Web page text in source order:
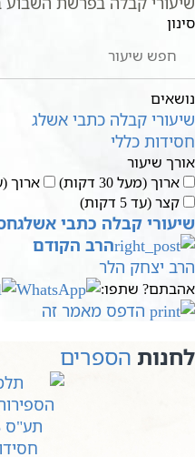
סינון
נושאים
שיעורי קבלה כתבי אשלג
חסידות כללי
אורך שיעור
ארוך (מעל 30 דקות)
ארוך (עד 30
קצר (עד 5 דקות)
שיעורי קבלה כתבי אשלג
הרב הקודם
הרב יצחק הלר
אהבתם? שתפו:
הדפס מאמר זה
לחנות הספרים